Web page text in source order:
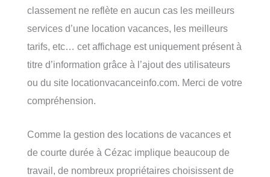
classement ne reflète en aucun cas les meilleurs
services d’une location vacances, les meilleurs
tarifs, etc… cet affichage est uniquement présent à
titre d’information grâce à l’ajout des utilisateurs
ou du site locationvacanceinfo.com. Merci de votre
compréhension.
Comme la gestion des locations de vacances et
de courte durée à Cézac implique beaucoup de
travail, de nombreux propriétaires choisissent de